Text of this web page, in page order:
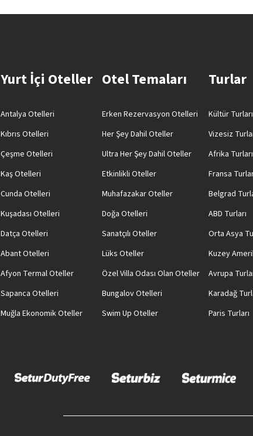
Yurt İçi Oteller
Antalya Otelleri
Kıbrıs Otelleri
Çeşme Otelleri
Kaş Otelleri
Cunda Otelleri
Kuşadası Otelleri
Datça Otelleri
Abant Otelleri
Afyon Termal Oteller
Sapanca Otelleri
Muğla Ekonomik Oteller
Otel Temaları
Erken Rezervasyon Otelleri
Her Şey Dahil Oteller
Ultra Her Şey Dahil Oteller
Etkinlikli Oteller
Muhafazakar Oteller
Doğa Otelleri
Sanatçılı Oteller
Lüks Oteller
Özel Villa Odası Olan Oteller
Bungalov Otelleri
Swim Up Oteller
Turlar
Kültür Turları
Vizesiz
Afrika Turları
Fransa
Belgrad
ABD Turları
Orta Asya
Kuzey
Avrupa
Karadağ
Paris Turları